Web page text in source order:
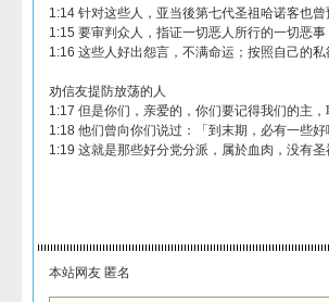
1:14 针对这些人，亚当後第七代圣祖哈诺客也
1:15 要审判众人，指证一切恶人所行的一切恶
1:16 这些人好出怨言，不满命运；按照自己的
劝信友提防放荡的人
1:17 但是你们，亲爱的，你们要记得我们的主
1:18 他们曾向你们说过：「到末期，必有一些
1:19 这就是那些好分党分派，属於血肉，没有圣
本站网友 匿名